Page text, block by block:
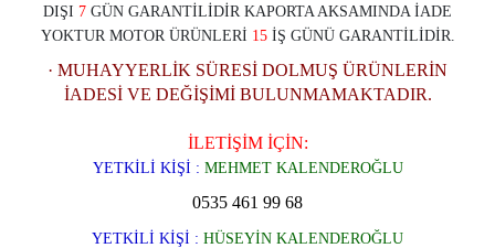
DIŞI 7 GÜN GARANTİLİDİR KAPORTA AKSAMINDA İADE
YOKTUR MOTOR ÜRÜNLERİ 15İŞ GÜNÜ GARANTİLİDİR.
· MUHAYYERLİK SÜRESİ DOLMUŞ ÜRÜNLERİN
İADESİ VE DEĞİŞİMİ BULUNMAMAKTADIR.
İLETİŞİM İÇİN:
YETKİLİ KİŞİ : MEHMET KALENDEROĞLU
0535 461 99 68
YETKİLİ KİŞİ : HÜSEYİN KALENDEROĞLU